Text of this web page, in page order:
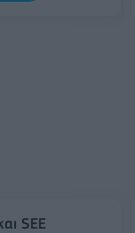
SEE